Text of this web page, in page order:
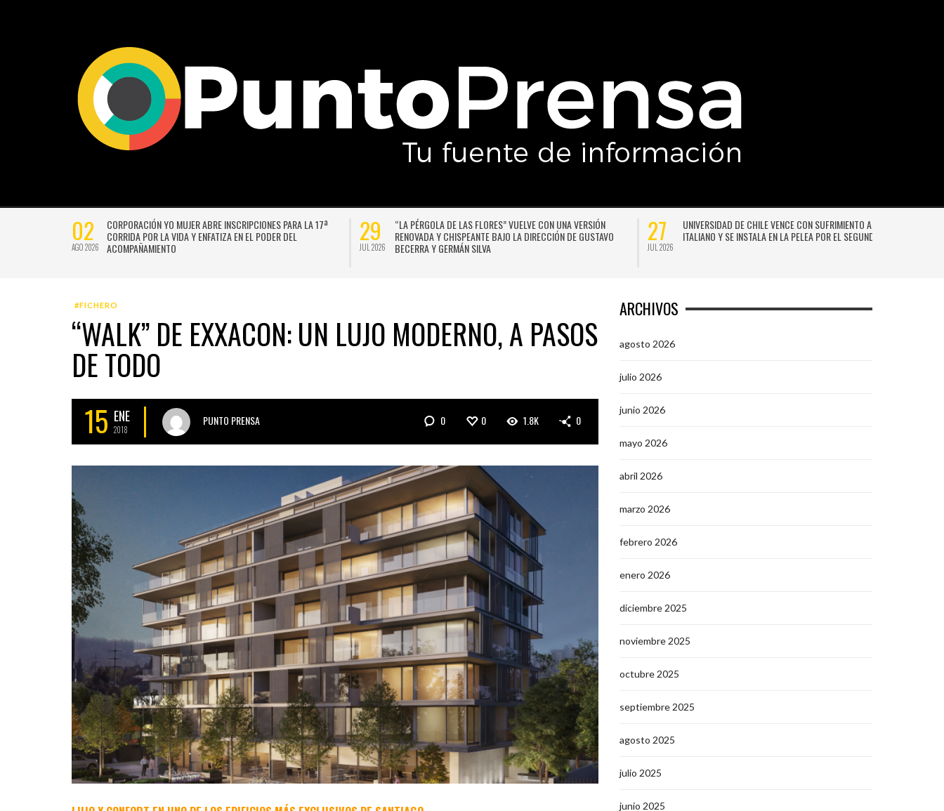
02
AGO 2026
CORPORACIÓN YO MUJER ABRE INSCRIPCIONES PARA LA 17ª
CORRIDA POR LA VIDA Y ENFATIZA EN EL PODER DEL
ACOMPAÑAMIENTO
29
JUL 2026
“LA PÉRGOLA DE LAS FLORES” VUELVE CON UNA VERSIÓN
RENOVADA Y CHISPEANTE BAJO LA DIRECCIÓN DE GUSTAVO
BECERRA Y GERMÁN SILVA
27
JUL 2026
UNIVERSIDAD DE CHILE VENCE CON SUFRIMIENTO A AUDAX
ITALIANO Y SE INSTALA EN LA PELEA POR EL SEGUNDO LUGAR
#FICHERO
“WALK” DE EXXACON: UN LUJO MODERNO, A PASOS
DE TODO
15 ENE
2018
PUNTO PRENSA 0 0 1.8K 0
ARCHIVOS
agosto 2026
julio 2026
junio 2026
mayo 2026
abril 2026
marzo 2026
febrero 2026
enero 2026
diciembre 2025
noviembre 2025
octubre 2025
septiembre 2025
agosto 2025
julio 2025
junio 2025